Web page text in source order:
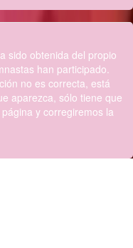
sido obtenida del propio
han participado.
no es correcta, está
aparezca, sólo tiene que
y corregiremos la